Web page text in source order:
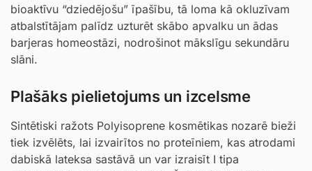
bioaktīvu “dziedējošu” īpašību, tā loma kā okluzīvam
atbalstītājam palīdz uzturēt skābo apvalku un ādas
barjeras homeostāzi, nodrošinot mākslīgu sekundāru
slāni.
Plašāks pielietojums un izcelsme
Sintētiski ražots Polyisoprene kosmētikas nozarē bieži
tiek izvēlēts, lai izvairītos no proteīniem, kas atrodami
dabiskā lateksa sastāvā un var izraisīt I tipa